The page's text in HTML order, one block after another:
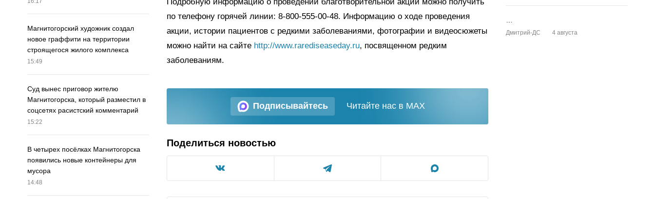
Магнитогорский художник создал
новое граффити на территории
строящегося жилого комплекса
15:49
Суд вынес приговор жителю
Магнитогорска, который разместил в
соцсетях расистский комментарий
15:22
В четырех посёлках Магнитогорска
появились новые контейнеры для
мусора
14:48
по телефону горячей линии: 8-800-555-00-48. Информацию о ходе проведения
акции, истории пациентов с редкими заболеваниями, фотографии и видеосюжеты
можно найти на сайте http://www.rarediseaseday.ru, посвященном редким
заболеваниям.
Подписывайтесь Читайте нас в MAX
Поделиться новостью
Дмитрий-ДС 4 августа